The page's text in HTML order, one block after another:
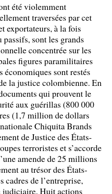
été violemment
traversées par cet
exportateurs, à la fois
sont les grands
concentrée sur les
figures paramilitaires
économiques sont restés
la justice colombienne. En
qui prouvent le
aux guérillas (800 000
(1,7 million de dollars
Chiquita Brands
de Justice des États-
terroristes et s’accorde
amende de 25 millions
au trésor des États-
cadres de l’entreprise,
judiciaire. Huit actions